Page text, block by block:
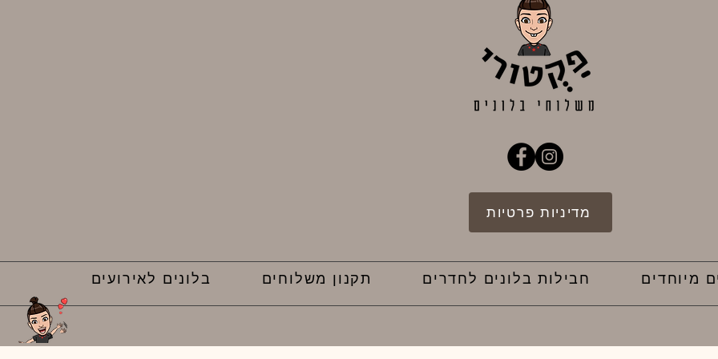
מדיניות פרטיות
מיוחדים חבילות בלונים לחדרים תקנון משלוחים בלונים לאירועים